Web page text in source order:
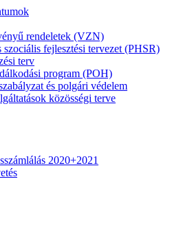
rendeletek (VZN)
szociális fejlesztési tervezet (PHSR)
terv
program (POH)
és polgári védelem
közösségi terve
2020+2021